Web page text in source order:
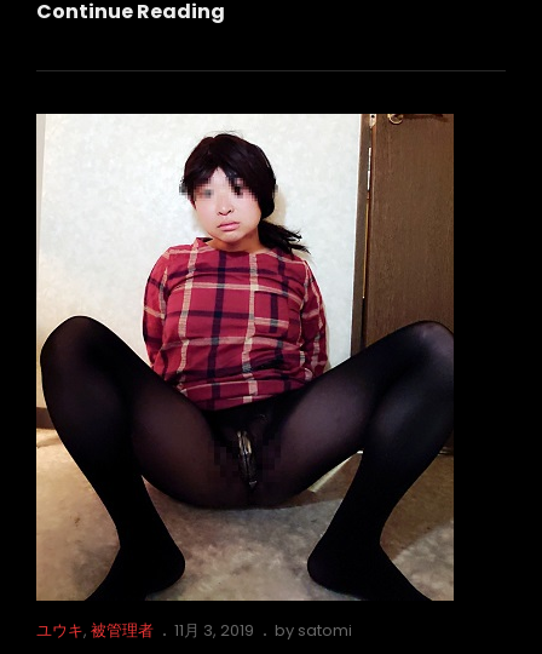
Continue Reading
ツ
の
日
（そ
の
２）
Cat
ユウキ, 被管理者
Posted
11月 3, 2019 by satomi